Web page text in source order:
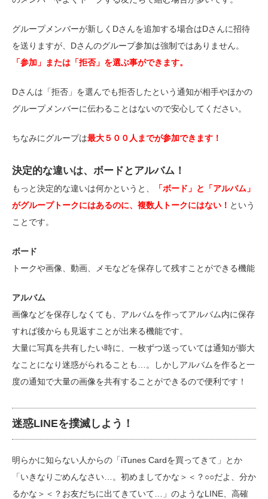
グループメンバーが新しくDさんを追加する場合はDさんに招待
を送りますが、Dさんのグループ参加は強制ではありません。
「参加」または「拒否」を選ぶ事ができます。
Dさんは「拒否」を選んでも拒否したという通知が相手やほかの
グループメンバーに伝わることはないので安心してください。
ちなみにグループは最大５００人までが参加できます！
決定的な違いは、ボードとアルバム！
もっと決定的な違いは何かというと、
「ボード」と「アルバム」
がグループトークにはあるのに、複数人トークにはない！ という
ことです。
ボード
トークや画像、動画、メモなどを保存して残すことができる機能
アルバム
画像などを保存しなくても、アルバムを作ってアルバム内に保存
すれば後からも見返すことが出来る機能です。
大量に写真を共有したい時に、一枚ずつ送っていては通知が膨大
なことになり迷惑がられることも…。しかしアルバムを作ると一
度の通知で大量の画像を共有することができるので便利です！
迷惑LINEを撲滅しよう！
明らかに知らない人からの「iTunes Cardを買ってきて」とか
「いきなりごめんなさい…。初めましてかな＞＜？○○だよ、分か
るかな＞＜？お友だちに出てきていて…」のようなLINE、高確